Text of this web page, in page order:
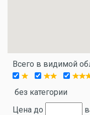
Всего в видимой
без категории
Цена до